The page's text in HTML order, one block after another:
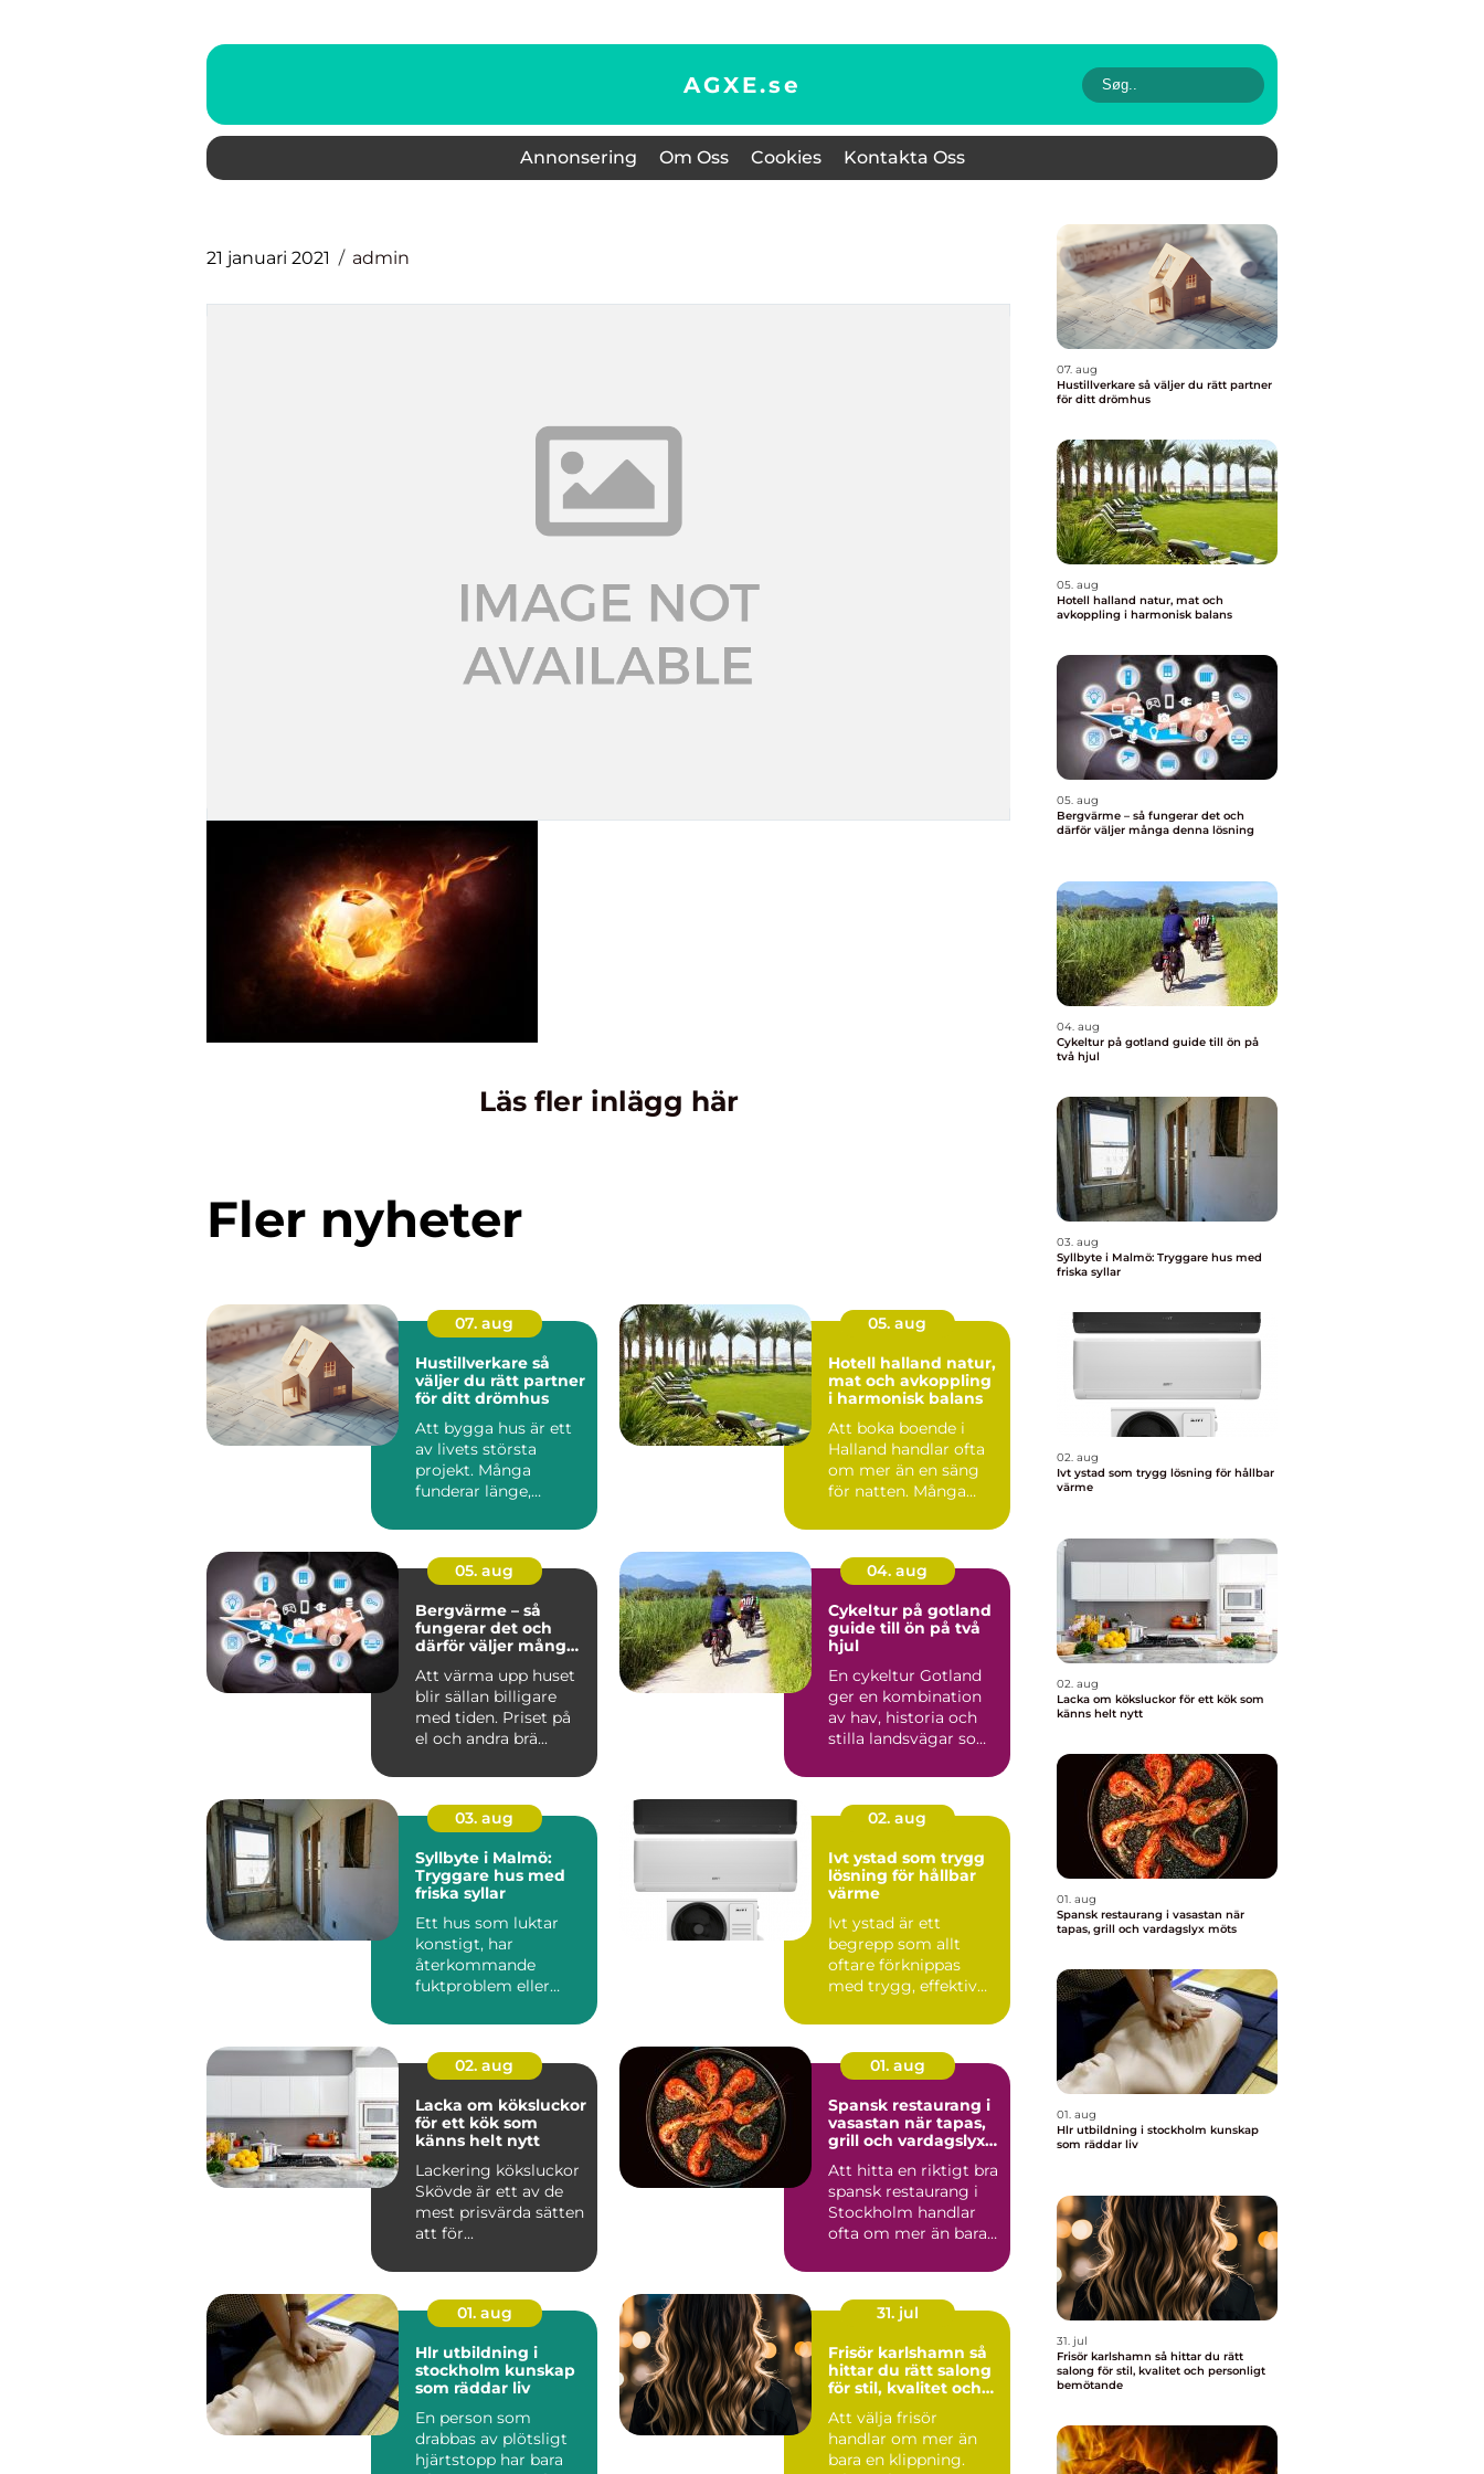
AGXE.se
Annonsering Om Oss Cookies Kontakta Oss
21 januari 2021 admin
Läs fler inlägg här
Fler nyheter
07. aug
Hustillverkare så
väljer du rätt partner
för ditt drömhus
Att bygga hus är ett
av livets största
projekt. Många
funderar länge,
ritni...
05. aug
Hotell halland natur,
mat och avkoppling
i harmonisk balans
Att boka boende i
Halland handlar ofta
om mer än en säng
för natten. Många
n...
05. aug
Bergvärme – så
fungerar det och
därför väljer många
Att värma upp huset
blir sällan billigare
med tiden. Priset på
el och andra brä...
04. aug
Cykeltur på gotland
guide till ön på två
hjul
En cykeltur Gotland
ger en kombination
av hav, historia och
stilla landsvägar som
03. aug
Syllbyte i Malmö:
Tryggare hus med
friska syllar
Ett hus som luktar
konstigt, har
återkommande
fuktproblem eller
inomhusbesvär kan...
02. aug
Ivt ystad som trygg
lösning för hållbar
värme
Ivt ystad är ett
begrepp som allt
oftare förknippas
med trygg, effektiv
sydliga ...
02. aug
Lacka om köksluckor
för ett kök som
känns helt nytt
Lackering köksluckor
Skövde är ett av de
mest prisvärda sätten
att för...
01. aug
Spansk restaurang i
vasastan när tapas,
grill och vardagslyx
Att hitta en riktigt bra
spansk restaurang i
Stockholm handlar
ofta om mer än bara
01. aug
Hlr utbildning i
stockholm kunskap
som räddar liv
En person som
drabbas av plötsligt
hjärtstopp har bara
31. jul
Frisör karlshamn så
hittar du rätt salong
för stil, kvalitet och
bemötande
Att välja frisör
handlar om mer än
bara en klippning.
07. aug
Hustillverkare så väljer du rätt partner
för ditt drömhus
05. aug
Hotell halland natur, mat och
avkoppling i harmonisk balans
05. aug
Bergvärme – så fungerar det och
därför väljer många denna lösning
04. aug
Cykeltur på gotland guide till ön på
två hjul
03. aug
Syllbyte i Malmö: Tryggare hus med
friska syllar
02. aug
Ivt ystad som trygg lösning för hållbar
värme
02. aug
Lacka om köksluckor för ett kök som
känns helt nytt
01. aug
Spansk restaurang i vasastan när
tapas, grill och vardagslyx möts
01. aug
Hlr utbildning i stockholm kunskap
som räddar liv
31. jul
Frisör karlshamn så hittar du rätt
salong för stil, kvalitet och personligt
bemötande